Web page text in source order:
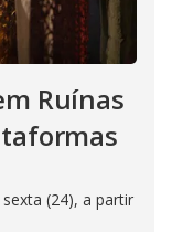
Ruínas
(24), a partir